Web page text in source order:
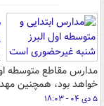
مدارس مقاطع متوسطه
خواهد بود، همچنین
۵ دی ۰۴ - ۱۸:۰۳